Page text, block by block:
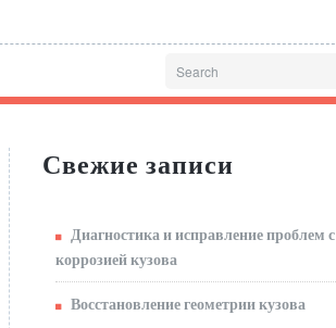
Свежие записи
Диагностика и исправление проблем с
коррозией кузова
Восстановление геометрии кузова